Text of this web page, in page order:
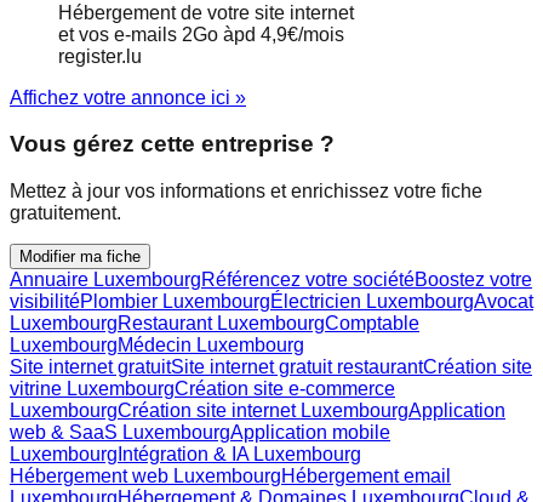
Hébergement de votre site internet
et vos e-mails 2Go àpd 4,9€/mois
register.lu
Affichez votre annonce ici »
Vous gérez cette entreprise ?
Mettez à jour vos informations et enrichissez votre fiche
gratuitement.
Modifier ma fiche
Annuaire LuxembourgRéférencez votre sociétéBoostez votre
visibilitéPlombier LuxembourgÉlectricien LuxembourgAvocat
LuxembourgRestaurant LuxembourgComptable
LuxembourgMédecin Luxembourg
Site internet gratuitSite internet gratuit restaurantCréation site
vitrine LuxembourgCréation site e-commerce
LuxembourgCréation site internet LuxembourgApplication
web & SaaS LuxembourgApplication mobile
Luxembourg Intégration & IA Luxembourg
Hébergement web LuxembourgHébergement email
LuxembourgHébergement & Domaines LuxembourgCloud &